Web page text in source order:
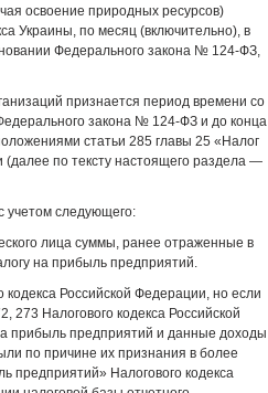
освоение природных ресурсов)
Украины, по месяц (включительно), в
Федерального закона № 124-ФЗ,
признается период времени со
закона № 124-ФЗ и до конца
статьи 285 главы 25 «Налог
(далее по тексту настоящего раздела —
учетом следующего:
лица суммы, ранее отраженные в
на прибыль предприятий.
Российской Федерации, но если
273 Налогового кодекса Российской
прибыль предприятий и данные доходы
по причине их признания в более
предприятий» Налогового кодекса